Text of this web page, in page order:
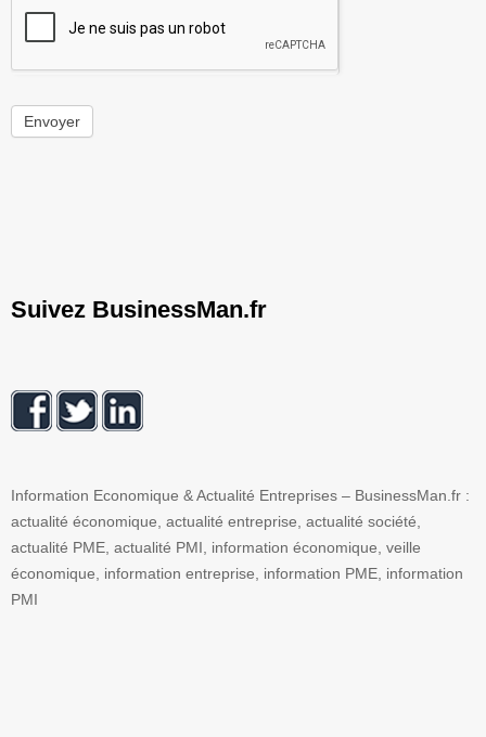
Envoyer
Suivez BusinessMan.fr
Information Economique & Actualité Entreprises – BusinessMan.fr :
actualité économique, actualité entreprise, actualité société,
actualité PME, actualité PMI, information économique, veille
économique, information entreprise, information PME, information
PMI